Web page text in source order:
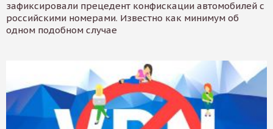
зафиксировали прецедент конфискации автомобилей с
российскими номерами. Известно как минимум об
одном подобном случае